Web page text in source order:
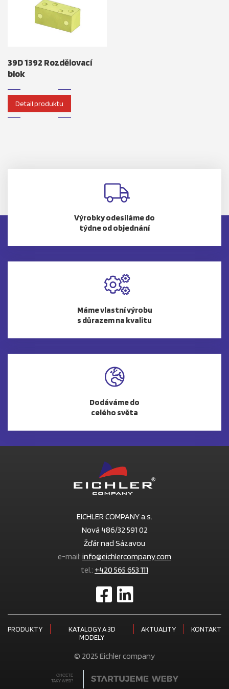
39D 1392 Rozdělovací
blok
Detail produktu
Výrobky odesíláme do
týdne od objednání
Máme vlastní výrobu
s důrazem na kvalitu
Dodáváme do
celého světa
© 2025 Eichler company
EICHLER COMPANY a.s.
Nová 486/32 591 02
Žďár nad Sázavou
e-mail: info@eichlercompany.com
tel.: +420 565 653 111
PRODUKTY
KATALOGY A 3D
MODELY
AKTUALITY KONTAKT
CHCETE
TAKY WEB?